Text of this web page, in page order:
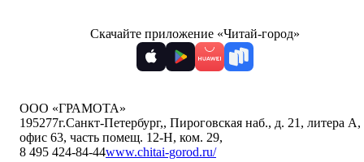
Скачайте приложение «Читай-город»
ООО «ГРАМОТА»
195277г.Санкт-Петербург,, Пироговская наб., д. 21, литера А,
офис 63, часть помещ. 12-Н, ком. 29,
8 495 424-84-44www.chitai-gorod.ru/